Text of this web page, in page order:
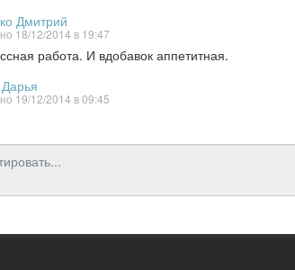
Дмитрий
18/12/2014 в 19:47
работа. И вдобавок аппетитная.
19/12/2014 в 09:45